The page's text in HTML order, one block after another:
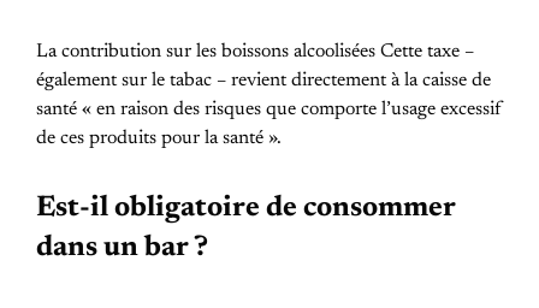
La contribution sur les boissons alcoolisées Cette taxe –
également sur le tabac – revient directement à la caisse de
santé « en raison des risques que comporte l’usage excessif
de ces produits pour la santé ».
Est-il obligatoire de consommer
dans un bar ?